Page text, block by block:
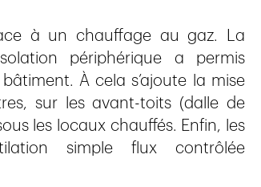
à un chauffage au gaz. La
périphérique a permis
À cela s’ajoute la mise
sur les avant-toits (dalle de
les locaux chauffés. Enfin, les
simple flux contrôlée